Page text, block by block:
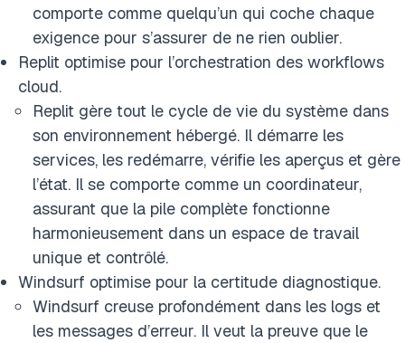
comporte comme quelqu’un qui coche chaque
exigence pour s’assurer de ne rien oublier.
Replit optimise pour l’orchestration des workflows
cloud.
Replit gère tout le cycle de vie du système dans
son environnement hébergé. Il démarre les
services, les redémarre, vérifie les aperçus et gère
l’état. Il se comporte comme un coordinateur,
assurant que la pile complète fonctionne
harmonieusement dans un espace de travail
unique et contrôlé.
Windsurf optimise pour la certitude diagnostique.
Windsurf creuse profondément dans les logs et
les messages d’erreur. Il veut la preuve que le